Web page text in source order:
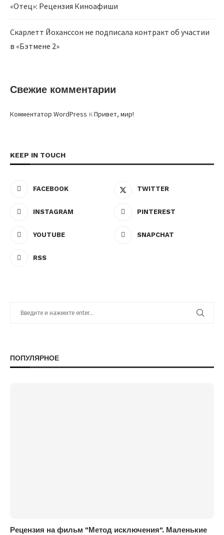
«Отец»: Рецензия Киноафиши
Скарлетт Йоханссон не подписала контракт об участии
в «Бэтмене 2»
Свежие комментарии
Комментатор WordPress кПривет, мир!
KEEP IN TOUCH
FACEBOOK TWITTER
INSTAGRAM PINTEREST
YOUTUBE SNAPCHAT
RSS
ПОПУЛЯРНОЕ
Рецензия на фильм "Метод исключения". Маленькие